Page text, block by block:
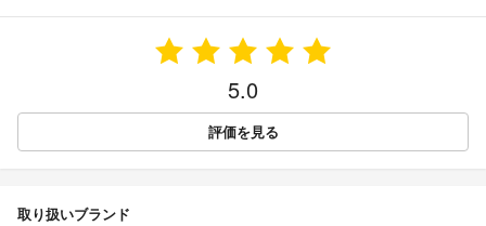
5.0
評価を見る
取り扱いブランド